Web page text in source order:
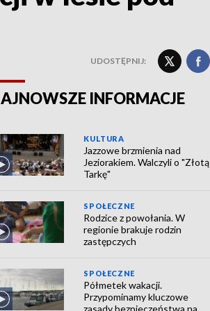
UDOSTĘPNIJ:
INFORMACJE
KULTURA
Jazzowe brzmienia nad
Jeziorakiem. Walczyli o "Złotą
Tarkę"
SPOŁECZNE
Rodzice z powołania. W
regionie brakuje rodzin
zastępczych
SPOŁECZNE
Półmetek wakacji.
Przypominamy kluczowe
zasady bezpieczeństwa na